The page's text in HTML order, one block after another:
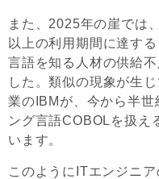
また、2025年の崖では
以上の利用期間に達す
言語を知る人材の供給
した。類似の現象が生
業のIBMが、今から半世
ング言語COBOLを扱え
います。
このようにITエンジニ